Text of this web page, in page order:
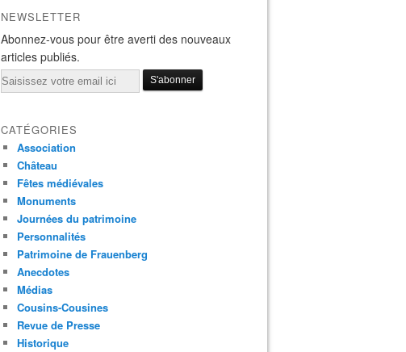
NEWSLETTER
Abonnez-vous pour être averti des nouveaux
articles publiés.
Email
CATÉGORIES
Association
Château
Fêtes médiévales
Monuments
Journées du patrimoine
Personnalités
Patrimoine de Frauenberg
Anecdotes
Médias
Cousins-Cousines
Revue de Presse
Historique